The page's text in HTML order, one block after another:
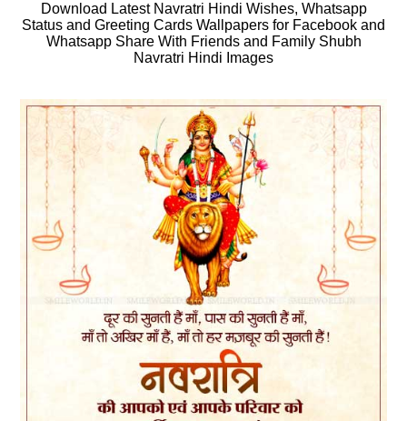
Download Latest Navratri Hindi Wishes, Whatsapp
Status and Greeting Cards Wallpapers for Facebook and
Whatsapp Share With Friends and Family Shubh
Navratri Hindi Images